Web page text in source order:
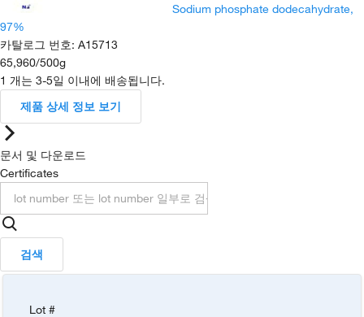
Sodium phosphate dodecahydrate,
97%
카탈로그 번호: A15713
65,960/500g
1 개는 3-5일 이내에 배송됩니다.
제품 상세 정보 보기
문서 및 다운로드
Certificates
검색
Lot #